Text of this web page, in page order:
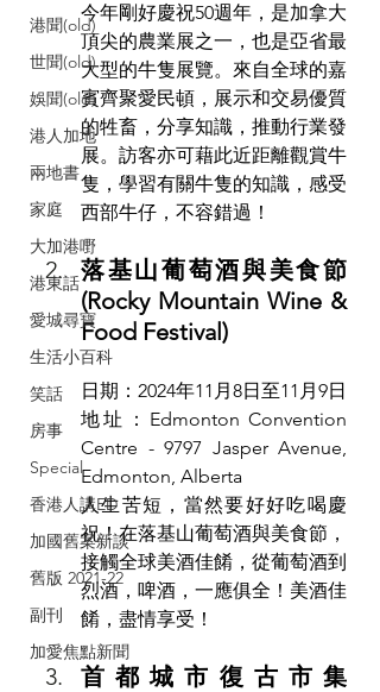
港聞(old)
世聞(old)
娛聞(old)
港人加地
兩地書
家庭
大加港嘢
港東話
愛城尋寶
生活小百科
笑話
房事
Special
香港人講ED
加國舊案新談
舊版 2021-22
副刊
加愛焦點新聞
今年剛好慶祝50週年，是加拿大
頂尖的農業展之一，也是亞省最
大型的牛隻展覽。來自全球的嘉
賓齊聚愛民頓，展示和交易優質
的牲畜，分享知識，推動行業發
展。訪客亦可藉此近距離觀賞牛
隻，學習有關牛隻的知識，感受
西部牛仔，不容錯過！
落基山葡萄酒與美食節
(Rocky Mountain Wine &
Food Festival)
日期：2024年11月8日至11月9日
地址：Edmonton Convention
Centre - 9797 Jasper Avenue,
Edmonton, Alberta
人生苦短，當然要好好吃喝慶
祝！在落基山葡萄酒與美食節，
接觸全球美酒佳餚，從葡萄酒到
烈酒，啤酒，一應俱全！美酒佳
餚，盡情享受！
首都城市復古市集